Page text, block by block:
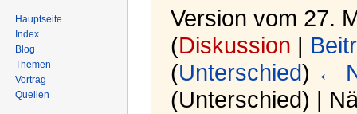
Version vom 27.
(Diskussion |
(Unterschied) ←
(Unterschied) |
Hauptseite
Index
Blog
Themen
Vortrag
Quellen